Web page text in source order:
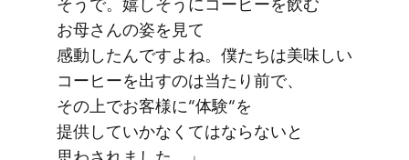
そうで。​嬉しそうに​コーヒーを​飲む​
お母さんの​姿を​見て​
感動したんですよね。​僕たちは​美味しい​
コーヒーを​出すのは​当たり前で、​
その上で​お客様に​“体験“を​
提供していかなくてはならないと​